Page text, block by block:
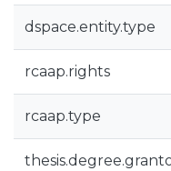
dspace.entity.type
rcaap.rights
rcaap.type